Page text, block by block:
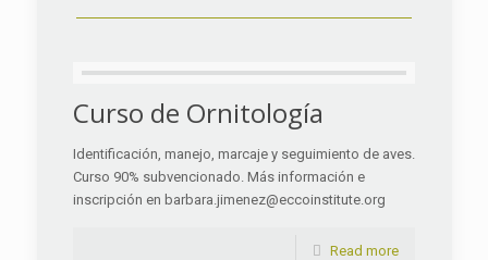
Curso de Ornitología
Identificación, manejo, marcaje y seguimiento de aves.
Curso 90% subvencionado. Más información e
inscripción en barbara.jimenez@eccoinstitute.org
Read more